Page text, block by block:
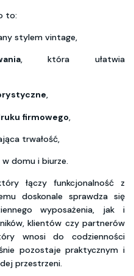
to:
stylem vintage,
, która ułatwia
,
firmowego
trwałość,
domu i biurze.
łączy funkcjonalność z
doskonale sprawdza się
wyposażenia, jak i
klientów czy partnerów
wnosi do codzienności
pozostaje praktycznym i
przestrzeni.